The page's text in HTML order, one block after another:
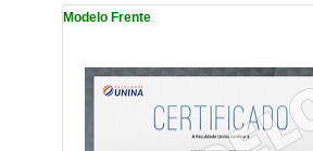
Modelo Frente